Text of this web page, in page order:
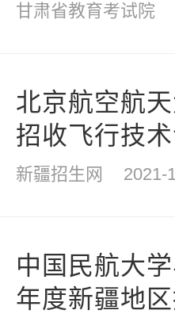
甘肃省教育考试院
北京航空航
招收飞行技
新疆招生网 2021-
中国民航大
年度新疆地